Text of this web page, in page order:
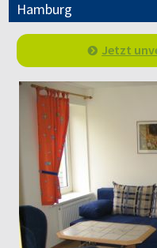
Hamburg
Jetzt